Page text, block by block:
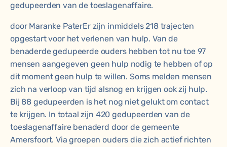
gedupeerden van de toeslagenaffaire.
door Maranke PaterEr zijn inmiddels 218 trajecten
opgestart voor het verlenen van hulp. Van de
benaderde gedupeerde ouders hebben tot nu toe 97
mensen aangegeven geen hulp nodig te hebben of op
dit moment geen hulp te willen. Soms melden mensen
zich na verloop van tijd alsnog en krijgen ook zij hulp.
Bij 88 gedupeerden is het nog niet gelukt om contact
te krijgen. In totaal zijn 420 gedupeerden van de
toeslagenaffaire benaderd door de gemeente
Amersfoort. Via groepen ouders die zich actief richten